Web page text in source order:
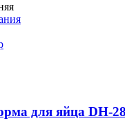
для яйца DH-